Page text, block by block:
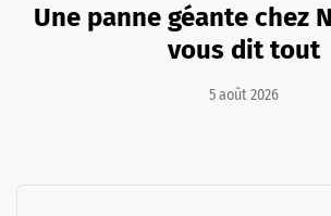
Une panne géante chez
vous dit tout
5 août 2026